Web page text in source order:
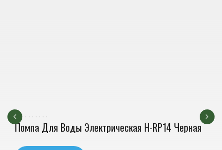
Помпа Для Воды Электрическая H-RP14 Черная